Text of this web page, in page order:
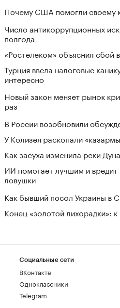
Почему США помогли своему
Число антикоррупционных
полгода
«Ростелеком» объяснил сбой
Турция ввела налоговые
интересно
Новый закон меняет рынок
раз
В России возобновили
У Колизея раскопали
Как засуха изменила реки
ИИ помогает лучшим и
ловушки
Как бывший посол Украины в
Конец «золотой лихорадки»:
Социальные сети
ВКонтакте
Одноклассники
Telegram